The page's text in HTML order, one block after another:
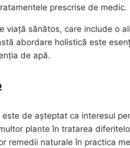
prescrise de medic.
viață sănătos, care include o
abordare holistică este
de apă.
de așteptat ca interesul
plante în tratarea
remedii naturale în practica